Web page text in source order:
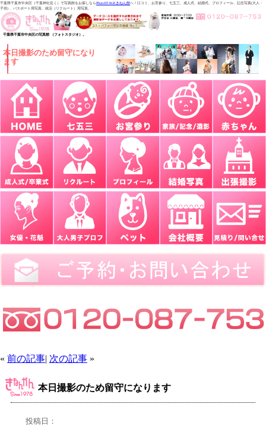
千葉県千葉市中央区（千葉神社近く）で写真館をお探しならPhotoSTAGEきねん館へ！口コミ、お宮参り、七五三、成人式、結婚式、プロフィール、記念写真(大人・
子供) 、パスポート用写真、就活（リクルート）用写真。
千葉県千葉市中央区の写真館 （フォトスタジオ）。
本日撮影のため留守になり
ます
« 前の記事| 次の記事 »
本日撮影のため留守になります
投稿日：